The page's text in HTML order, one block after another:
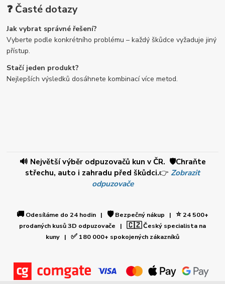
❓ Časté dotazy
Jak vybrat správné řešení?
Vyberte podle konkrétního problému – každý škůdce vyžaduje jiný
přístup.
Stačí jeden produkt?
Nejlepších výsledků dosáhnete kombinací více metod.
🔊 Největší výběr odpuzovačů kun v ČR. 🛡️Chraňte
střechu, auto i zahradu před škůdci.👉 Zobrazit
odpuzovače
🚚 Odesíláme do 24 hodin | 🛡️Bezpečný nákup | ⭐24 500+
prodaných kusů 3D odpuzovače | 🇨🇿Český specialista na
kuny | ✅ 180 000+ spokojených zákazníků